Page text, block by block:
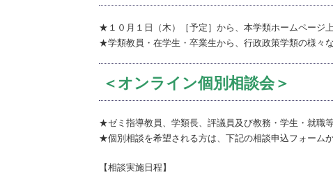
★１０月１日（木）［予定］から、本学類ホームページ
★学類教員・在学生・卒業生から、行政政策学類の様々
＜オンライン個別相談会＞
★ゼミ指導教員、学類長、評議員及び教務・学生・就職
★個別相談を希望される方は、下記の相談申込フォーム
【相談実施日程】